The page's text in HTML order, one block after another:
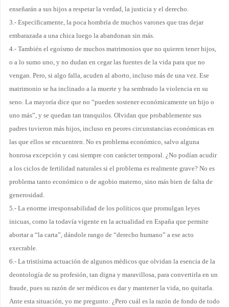
enseñarán a sus hijos a respetar la verdad, la justicia y el derecho.
3.- Específicamente, la poca hombría de muchos varones que tras dejar
embarazada a una chica luego la abandonan sin más.
4.- También el egoísmo de muchos matrimonios que no quieren tener hijos,
o a lo sumo uno, y no dudan en cegar las fuentes de la vida para que no
vengan. Pero, si algo falla, acuden al aborto, incluso más de una vez. Ese
matrimonio se ha inclinado a la muerte y ha sembrado la violencia en su
seno. La mayoría dice que no “pueden sostener económicamente un hijo o
uno más”, y se quedan tan tranquilos. Olvidan que probablemente sus
padres tuvieron más hijos, incluso en peores circunstancias económicas en
las que ellos se encuentren. No es problema económico, salvo alguna
honrosa excepción y casi siempre con carácter temporal. ¿No podían acudir
a los ciclos de fertilidad naturales si el problema es realmente grave? No es
problema tanto económico o de agobio materno, sino más bien de falta de
generosidad.
5.- La enorme irresponsabilidad de los políticos que promulgan leyes
inicuas, como la todavía vigente en la actualidad en España que permite
abortar a “la carta”, dándole rango de “derecho humano” a ese acto
execrable.
6.- La tristísima actuación de algunos médicos que olvidan la esencia de la
deontología de su profesión, tan digna y maravillosa, para convertirla en un
fraude, pues su razón de ser médicos es dar y mantener la vida, no quitarla.
Ante esta situación, yo me pregunto: ¿Pero cuál es la razón de fondo de todo